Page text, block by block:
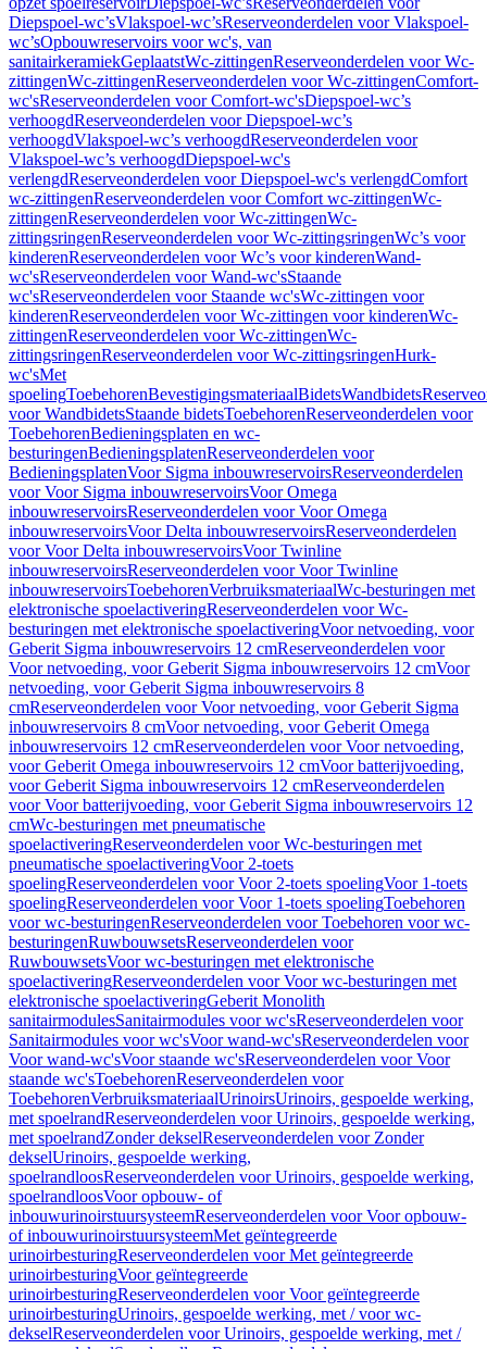
Diepspoel-wc’sVlakspoel-wc’sReserveonderdelen voor Vlakspoel-
wc’sOpbouwreservoirs voor wc's, van
sanitairkeramiekGeplaatstWc-zittingenReserveonderdelen voor Wc-
zittingenWc-zittingenReserveonderdelen voor Wc-zittingenComfort-
wc'sReserveonderdelen voor Comfort-wc'sDiepspoel-wc’s
verhoogdReserveonderdelen voor Diepspoel-wc’s
verhoogdVlakspoel-wc’s verhoogdReserveonderdelen voor
Vlakspoel-wc’s verhoogdDiepspoel-wc's
verlengdReserveonderdelen voor Diepspoel-wc's verlengdComfort
wc-zittingenReserveonderdelen voor Comfort wc-zittingenWc-
zittingenReserveonderdelen voor Wc-zittingenWc-
zittingsringenReserveonderdelen voor Wc-zittingsringenWc’s voor
kinderenReserveonderdelen voor Wc’s voor kinderenWand-
wc'sReserveonderdelen voor Wand-wc'sStaande
wc'sReserveonderdelen voor Staande wc'sWc-zittingen voor
kinderenReserveonderdelen voor Wc-zittingen voor kinderenWc-
zittingenReserveonderdelen voor Wc-zittingenWc-
zittingsringenReserveonderdelen voor Wc-zittingsringenHurk-
wc'sMet
spoelingToebehorenBevestigingsmateriaalBidetsWandbidets
voor WandbidetsStaande bidetsToebehorenReserveonderdelen voor
ToebehorenBedieningsplaten en wc-
besturingenBedieningsplatenReserveonderdelen voor
BedieningsplatenVoor Sigma inbouwreservoirsReserveonderdelen
voor Voor Sigma inbouwreservoirsVoor Omega
inbouwreservoirsReserveonderdelen voor Voor Omega
inbouwreservoirsVoor Delta inbouwreservoirsReserveonderdelen
voor Voor Delta inbouwreservoirsVoor Twinline
inbouwreservoirsReserveonderdelen voor Voor Twinline
inbouwreservoirsToebehorenVerbruiksmateriaalWc-besturingen met
elektronische spoelactiveringReserveonderdelen voor Wc-
besturingen met elektronische spoelactiveringVoor netvoeding, voor
Geberit Sigma inbouwreservoirs 12 cmReserveonderdelen voor
Voor netvoeding, voor Geberit Sigma inbouwreservoirs 12 cmVoor
netvoeding, voor Geberit Sigma inbouwreservoirs 8
cmReserveonderdelen voor Voor netvoeding, voor Geberit Sigma
inbouwreservoirs 8 cmVoor netvoeding, voor Geberit Omega
inbouwreservoirs 12 cmReserveonderdelen voor Voor netvoeding,
voor Geberit Omega inbouwreservoirs 12 cmVoor batterijvoeding,
voor Geberit Sigma inbouwreservoirs 12 cmReserveonderdelen
voor Voor batterijvoeding, voor Geberit Sigma inbouwreservoirs 12
cmWc-besturingen met pneumatische
spoelactiveringReserveonderdelen voor Wc-besturingen met
pneumatische spoelactiveringVoor 2-toets
spoelingReserveonderdelen voor Voor 2-toets spoelingVoor 1-toets
spoelingReserveonderdelen voor Voor 1-toets spoelingToebehoren
voor wc-besturingenReserveonderdelen voor Toebehoren voor wc-
besturingenRuwbouwsetsReserveonderdelen voor
RuwbouwsetsVoor wc-besturingen met elektronische
spoelactiveringReserveonderdelen voor Voor wc-besturingen met
elektronische spoelactiveringGeberit Monolith
sanitairmodulesSanitairmodules voor wc'sReserveonderdelen voor
Sanitairmodules voor wc'sVoor wand-wc'sReserveonderdelen voor
Voor wand-wc'sVoor staande wc'sReserveonderdelen voor Voor
staande wc'sToebehorenReserveonderdelen voor
ToebehorenVerbruiksmateriaalUrinoirsUrinoirs, gespoelde werking,
met spoelrandReserveonderdelen voor Urinoirs, gespoelde werking,
met spoelrandZonder dekselReserveonderdelen voor Zonder
dekselUrinoirs, gespoelde werking,
spoelrandloosReserveonderdelen voor Urinoirs, gespoelde werking,
spoelrandloosVoor opbouw- of
inbouwurinoirstuursysteemReserveonderdelen voor Voor opbouw-
of inbouwurinoirstuursysteemMet geïntegreerde
urinoirbesturingReserveonderdelen voor Met geïntegreerde
urinoirbesturingVoor geïntegreerde
urinoirbesturingReserveonderdelen voor Voor geïntegreerde
urinoirbesturingUrinoirs, gespoelde werking, met / voor wc-
dekselReserveonderdelen voor Urinoirs, gespoelde werking, met /